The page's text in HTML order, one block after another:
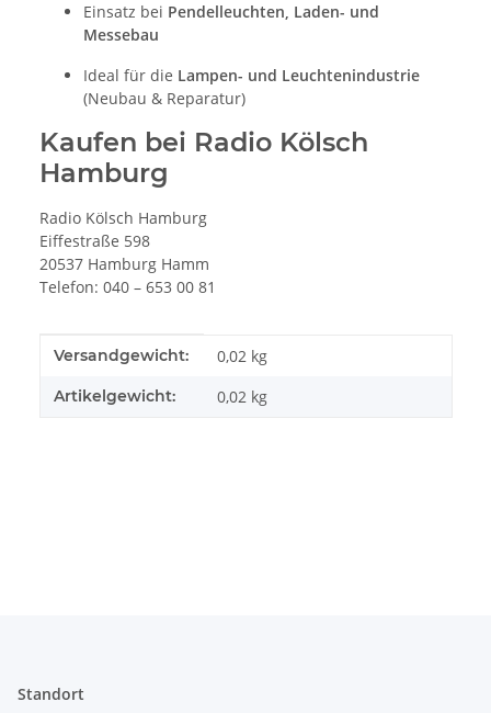
Einsatz bei Pendelleuchten, Laden- und
Messebau
Ideal für die Lampen- und Leuchtenindustrie
(Neubau & Reparatur)
Kaufen bei Radio Kölsch
Hamburg
Radio Kölsch Hamburg
Eiffestraße 598
20537 Hamburg Hamm
Telefon: 040 – 653 00 81
Produkteigenschaft
Wert
Versandgewicht: 0,02 kg
Artikelgewicht: 0,02 kg
Standort